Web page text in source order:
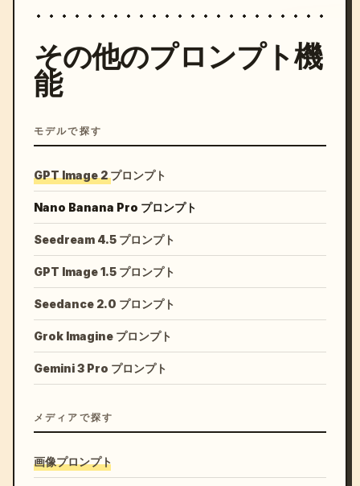
その他のプロンプト機
能
モデルで探す
GPT Image 2 プロンプト
Nano Banana Pro プロンプト
Seedream 4.5 プロンプト
GPT Image 1.5 プロンプト
Seedance 2.0 プロンプト
Grok Imagine プロンプト
Gemini 3 Pro プロンプト
メディアで探す
画像プロンプト